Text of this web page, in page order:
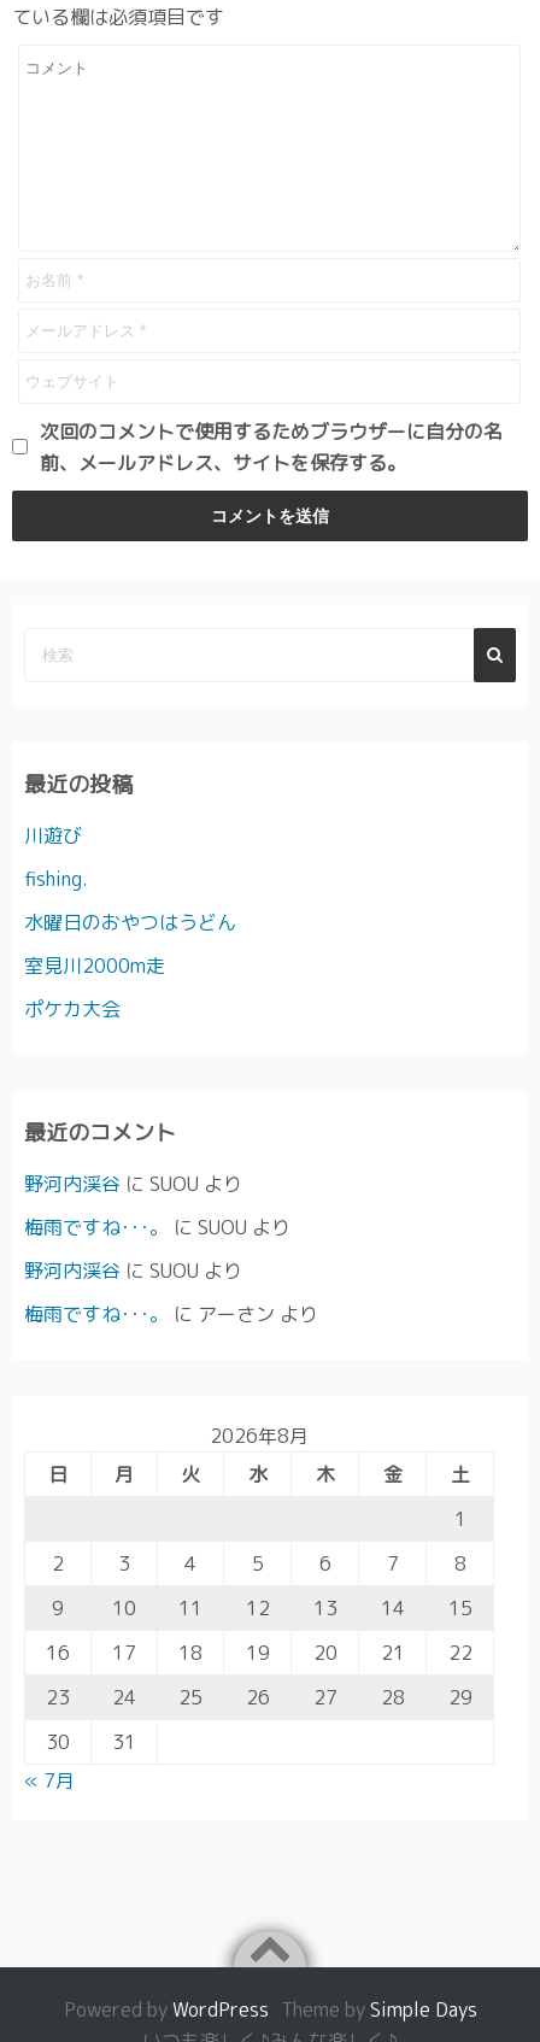
ている欄は必須項目です
次回のコメントで使用するためブラウザーに自分の名
前、メールアドレス、サイトを保存する。
最近の投稿
川遊び
fishing.
水曜日のおやつはうどん
室見川2000m走
ポケカ大会
最近のコメント
野河内渓谷 に SUOU より
梅雨ですね･･･。
に SUOU より
野河内渓谷 に SUOU より
梅雨ですね･･･。
に アーさン より
2026年8月
日
月 火 水 木 金
土
1
2
3 4 5 6 7
8
9
10 11 12 13 14
15
16
17 18 19 20 21
22
23
24 25 26 27 28
29
30
31
« 7月
Powered byWordPress Theme bySimple Days